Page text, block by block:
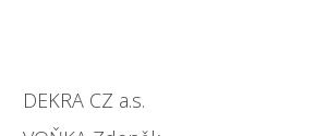
DEKRA CZ a.s.